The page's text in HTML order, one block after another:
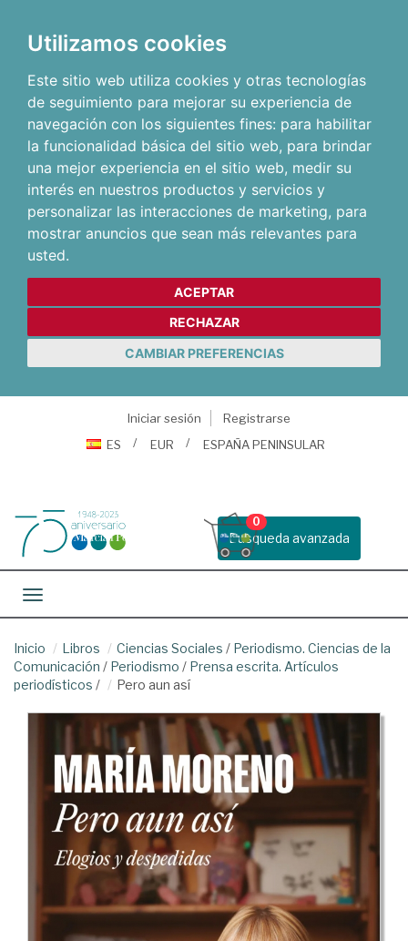
Utilizamos cookies
Este sitio web utiliza cookies y otras tecnologías
de seguimiento para mejorar su experiencia de
navegación con los siguientes fines: para habilitar
la funcionalidad básica del sitio web, para brindar
una mejor experiencia en el sitio web, medir su
interés en nuestros productos y servicios y
personalizar las interacciones de marketing, para
mostrar anuncios que sean más relevantes para
usted.
ACEPTAR
RECHAZAR
CAMBIAR PREFERENCIAS
Iniciar sesión
Registrarse
ES
EUR ESPAÑA PENINSULAR
Busqueda avanzada
0
Toggle navigation
Inicio Libros Ciencias Sociales / Periodismo. Ciencias de la
Comunicación / Periodismo / Prensa escrita. Artículos
periodísticos / Pero aun así